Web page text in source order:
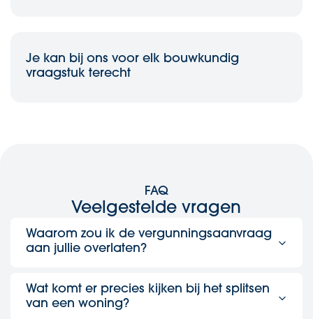
Je kan bij ons voor elk bouwkundig
vraagstuk terecht
FAQ
Veelgestelde vragen
Waarom zou ik de vergunningsaanvraag
aan jullie overlaten?
ingewikkeld en taai proces is. Wij spreken de taal van de
gemeente en weten exact welke documenten nodig zijn.
Door dit strak te regelen, voorkomen we onnodige
Wat komt er precies kijken bij het splitsen
van een woning?